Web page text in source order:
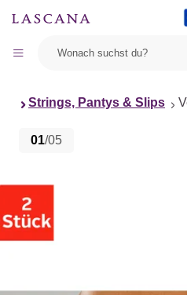
Strings, Pantys & Slips
01/05